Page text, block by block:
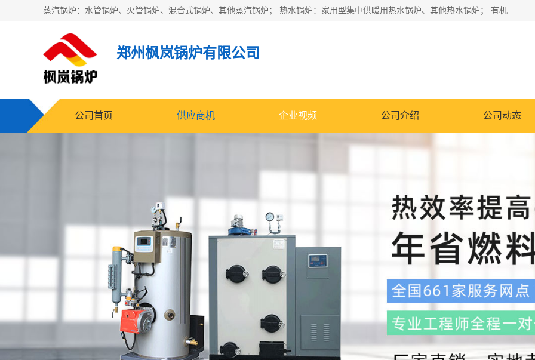
蒸汽锅炉：水管锅炉、火管锅炉、混合式锅炉、其他蒸汽锅炉； 热水锅炉：家用型集中供暖用热水锅炉、其他热水锅炉； 有机热载体锅炉； 船用蒸汽锅炉； （锅炉用辅助设备及装置）蒸汽冷凝器：表面冷凝器、混合式冷凝器、空冷式冷凝器、其他蒸汽冷凝器； 锅炉用辅助设备：节热器、蒸汽收集器、蓄能器、烟垢清除器、气体回收器、泥渣刮除器、空气预热器、其他锅炉用辅助设备；
郑州枫岚锅炉有限公司
公司首页 供应商机 企业视频 公司介绍 公司动态